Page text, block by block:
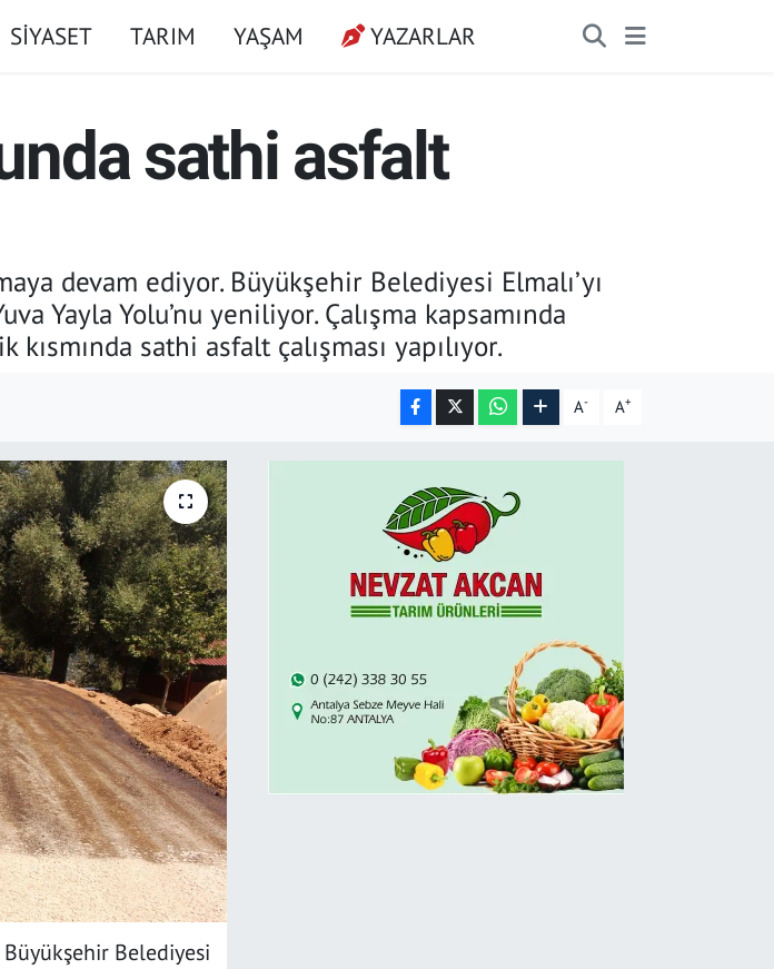
SİYASET TARIM YAŞAM YAZARLAR
sathi asfalt
devam ediyor. Büyükşehir Belediyesi Elmalı’yı
Yayla Yolu’nu yeniliyor. Çalışma kapsamında
sathi asfalt çalışması yapılıyor.
A- A+
Büyükşehir Belediyesi